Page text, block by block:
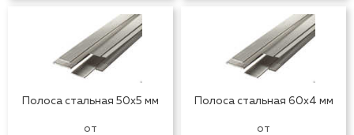
Полоса стальная 50x5 мм
от
Полоса стальная 60x4 мм
от